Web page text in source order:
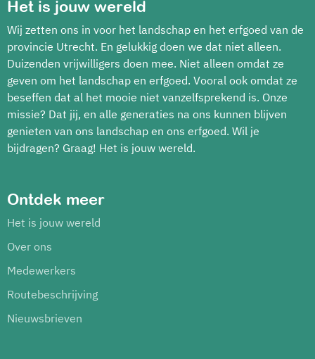
Het is jouw wereld
Wij zetten ons in voor het landschap en het erfgoed van de
provincie Utrecht. En gelukkig doen we dat niet alleen.
Duizenden vrijwilligers doen mee. Niet alleen omdat ze
geven om het landschap en erfgoed. Vooral ook omdat ze
beseffen dat al het mooie niet vanzelfsprekend is. Onze
missie? Dat jij, en alle generaties na ons kunnen blijven
genieten van ons landschap en ons erfgoed. Wil je
bijdragen? Graag! Het is jouw wereld.
Ontdek meer
Het is jouw wereld
Over ons
Medewerkers
Routebeschrijving
Nieuwsbrieven